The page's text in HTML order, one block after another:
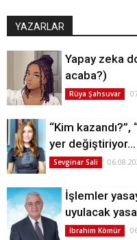
YAZARLAR
Yapay zeka
acaba?)
Rüya Şahsuvar
“Kim
yer değiştiriyor…
Sevginar Sali
İşlemler
uyulacak
İbrahim Kömür